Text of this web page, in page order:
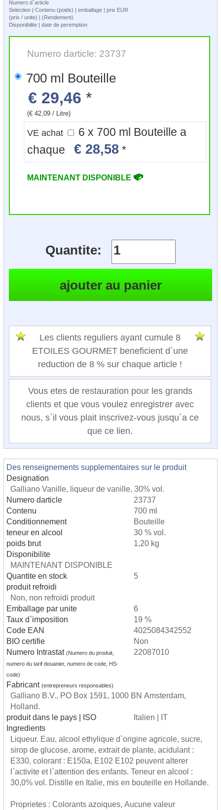
Numero d`article
Selection | Contenu (poids) | emballage | prix EUR
(prix / unite) | (Rendement)
Disponibilite | date de peremption
Numero darticle: 23737
700 ml Bouteille
€ 29,46 *
(€ 42,09 / Litre)
VE achat
6 x 700 ml Bouteille a
chaque€ 28,58 *
MAINTENANT DISPONIBLE
Quantite:
Les clients reguliers ayant cumule 8
ETOILES GOURMET beneficient d`une
reduction de 8 % sur chaque article !
Vous etes de restauration pour les grands
clients et que vous voulez enregistrer avec
nous, s`il vous plait inscrivez-vous jusqu`a ce
que ce lien.
Des renseignements supplementaires sur le produit
Designation
Galliano Vanille, liqueur de vanille, 30% vol.
Numero darticle
23737
Contenu
700 ml
Conditionnement
Bouteille
teneur en alcool
30 % vol.
poids brut
1,20 kg
Disponibilite
MAINTENANT DISPONIBLE
Quantite en stock
5
produit refroidi
Non, non refroidi produit
Emballage par unite
6
Taux d`imposition
19 %
Code EAN
4025084342552
BIO certifie
Non
Numero Intrastat (Numero du produit,
numero du tarif douanier, numero de code, HS-
code)
22087010
Fabricant (entrepreneurs responsables)
Galliano B.V., PO Box 1591, 1000 BN Amsterdam,
Holland.
produit dans le pays | ISO
Italien | IT
Ingredients
Liqueur. Eau, alcool ethylique d`origine agricole, sucre,
sirop de glucose, arome, extrait de plante, acidulant :
E330, colorant : E150a, E102 E102 peuvent alterer
l`activite et l`attention des enfants. Teneur en alcool :
30,0% vol. Distille en Italie, mis en bouteille en Hollande.
Proprietes : Colorants azoiques, Aucune valeur